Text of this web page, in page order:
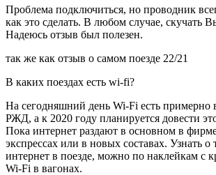
Проблема подключиться, но проводник
как это сделать. В любом случае, скучать
Надеюсь отзыв был полезен.
так же как отзыв о самом поезде 22/21
В каких поездах есть wi-fi?
На сегодняшний день Wi-Fi есть примерно
РЖД, а к 2020 году планируется довести
Пока интернет раздают в основном в
экспрессах или в новых составах. Узнать о
интернет в поезде, можно по наклейкам с
Wi-Fi в вагонах.